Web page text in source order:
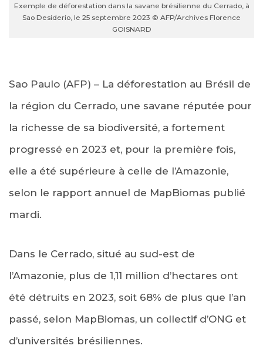
Exemple de déforestation dans la savane brésilienne du Cerrado, à
Sao Desiderio, le 25 septembre 2023 © AFP/Archives Florence
GOISNARD
Sao Paulo (AFP) – La déforestation au Brésil de
la région du Cerrado, une savane réputée pour
la richesse de sa biodiversité, a fortement
progressé en 2023 et, pour la première fois,
elle a été supérieure à celle de l’Amazonie,
selon le rapport annuel de MapBiomas publié
mardi.
Dans le Cerrado, situé au sud-est de
l’Amazonie, plus de 1,11 million d’hectares ont
été détruits en 2023, soit 68% de plus que l’an
passé, selon MapBiomas, un collectif d’ONG et
d’universités brésiliennes.